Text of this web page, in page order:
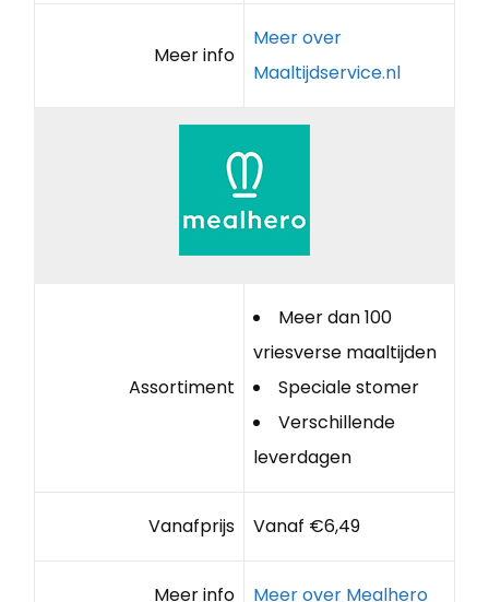
Meer info
Meer over
Maaltijdservice.nl
Assortiment
Meer dan 100
vriesverse maaltijden
Speciale stomer
Verschillende
leverdagen
Vanafprijs Vanaf €6,49
Meer info Meer over Mealhero